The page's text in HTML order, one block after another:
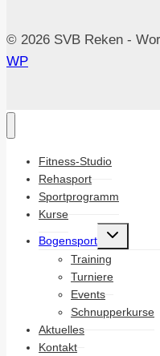
© 2026 SVB Reken -
WP
Fitness-Studio
Rehasport
Sportprogramm
Kurse
Bogensport
Untermenü
umschalten
Training
Turniere
Events
Schnupperkurse
Aktuelles
Kontakt